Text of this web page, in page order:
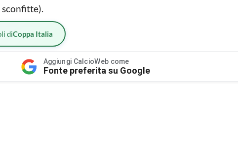
diCoppa Italia
Aggiungi CalcioWeb come
Fonte preferita su Google